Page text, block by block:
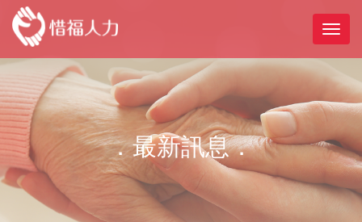
．最新訊息．